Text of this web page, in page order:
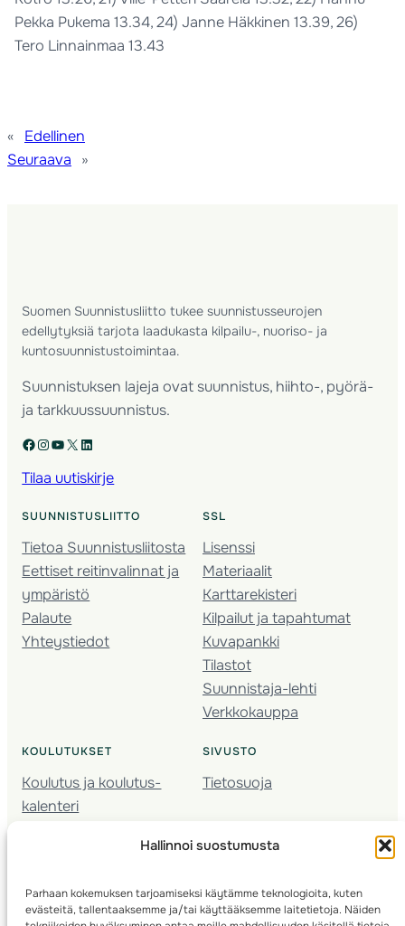
Hallinnoi suostumusta
Parhaan kokemuksen tarjoamiseksi käytämme teknologioita, kuten
evästeitä, tallentaaksemme ja/tai käyttääksemme laitetietoja. Näiden
Pekka Pukema 13.34, 24) Janne Häkkinen 13.39, 26)
Tero Linnainmaa 13.43
«
Edellinen
Seuraava
»
Suomen Suunnistusliitto tukee suunnistusseurojen
edellytyksiä tarjota laadukasta kilpailu-, nuoriso- ja
kuntosuunnistustoimintaa.
Suunnistuksen lajeja ovat suunnistus, hiihto-, pyörä-
ja tarkkuussuunnistus.
Facebook Instagram YouTube X LinkedIn
Tilaa uutiskirje
SUUNNISTUSLIITTO
Tietoa Suunnistusliitosta
Eettiset reitinvalinnat ja
ympäristö
Palaute
Yhteystiedot
SSL
Lisenssi
Materiaalit
Karttarekisteri
Kilpailut ja tapahtumat
Kuvapankki
Tilastot
Suunnistaja-lehti
Verkkokauppa
KOULUTUKSET
Koulutus ja koulutus­
kalenteri
Seura­kehittäminen
Kartoitus
SIVUSTO
Tietosuoja